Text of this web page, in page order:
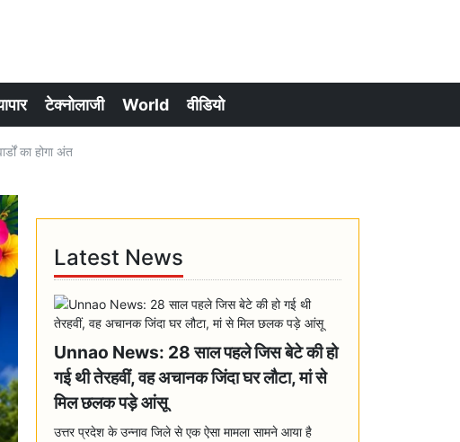
टेक्नोलाजी World वीडियो
का होगा अंत
Latest News
Unnao News: 28 साल पहले जिस बेटे की हो
गई थी तेरहवीं, वह अचानक जिंदा घर लौटा, मां से
मिल छलक पड़े आंसू
उत्तर प्रदेश के उन्नाव जिले से एक ऐसा मामला सामने आया है